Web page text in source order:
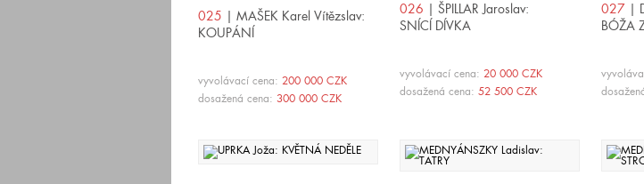
025 | MAŠEK Karel Vítězslav:
KOUPÁNÍ
vyvolávací cena: 200 000 CZK
dosažená cena: 300 000 CZK
026 | ŠPILLAR Jaroslav:
SNÍCÍ DÍVKA
vyvolávací cena: 20 000 CZK
dosažená cena: 52 500 CZK
027 |
BÓŽA